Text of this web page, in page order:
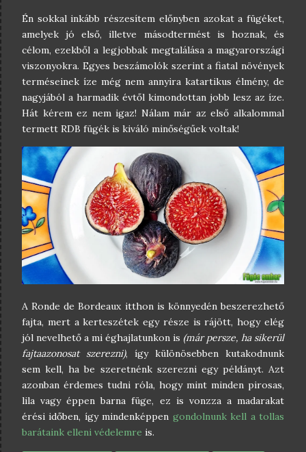
Én sokkal inkább részesítem előnyben azokat a fügéket,
amelyek jó első, illetve másodtermést is hoznak, és
célom, ezekből a legjobbak megtalálása a magyarországi
viszonyokra. Egyes beszámolók szerint a fiatal növények
terméseinek íze még nem annyira katartikus élmény, de
nagyjából a harmadik évtől kimondottan jobb lesz az íze.
Hát kérem ez nem igaz! Nálam már az első alkalommal
termett RDB fügék is kiváló minőségűek voltak!
A Ronde de Bordeaux itthon is könnyedén beszerezhető
fajta, mert a kerteszétek egy része is rájött, hogy elég
jól nevelhető a mi éghajlatunkon is (már persze, ha sikerül
fajtaazonosat szerezni), így különösebben kutakodnunk
sem kell, ha be szeretnénk szerezni egy példányt. Azt
azonban érdemes tudni róla, hogy mint minden pirosas,
lila vagy éppen barna füge, ez is vonzza a madarakat
érési időben, így mindenképpen gondolnunk kell a tollas
barátaink elleni védelemre is.